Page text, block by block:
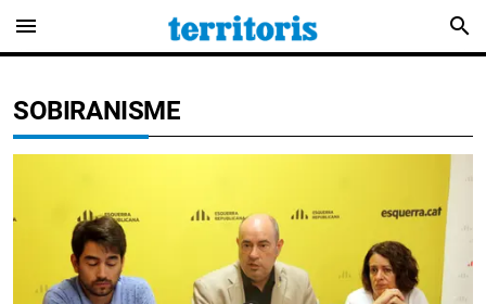
menu search
SOBIRANISME